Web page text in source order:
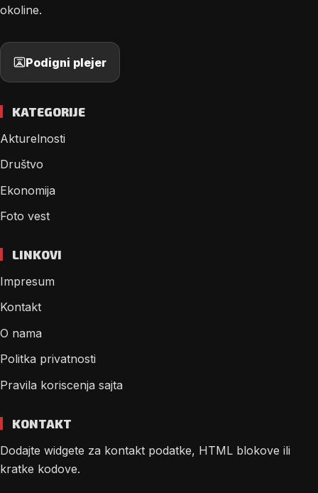
okoline.
Podigni plejer
KATEGORIJE
Akturelnosti
Društvo
Ekonomija
Foto vest
LINKOVI
Impresum
Kontakt
O nama
Politka privatnosti
Pravila koriscenja sajta
KONTAKT
Dodajte widgete za kontakt podatke, HTML blokove ili
kratke kodove.